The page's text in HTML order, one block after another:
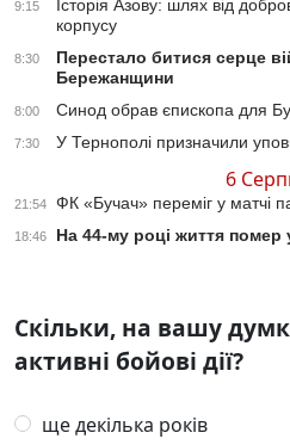
9:15
Історія Азову: шлях від
корпусу
8:30
Перестало битися серце
Бережанщини
8:00 Синод обрав єпископа для
7:30 У Тернополі призначили
6
21:54 ФК «Бучач» переміг у матчі
18:46 На 44-му році життя помер
Скільки, на вашу
активні бойові дії?
ще декілька років